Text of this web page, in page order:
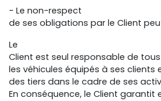
- Le non-respect
de ses obligations par le Client
Le
Client est seul responsable de
les véhicules équipés à ses clients
des tiers dans le cadre de ses
En conséquence, le Client